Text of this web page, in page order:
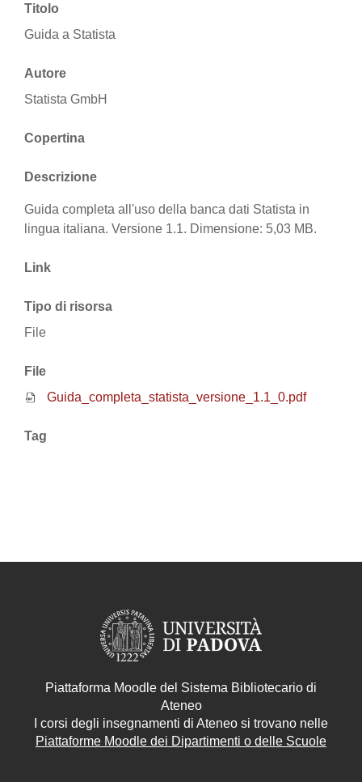
Titolo
Guida a Statista
Autore
Statista GmbH
Copertina
Descrizione
Guida completa all'uso della banca dati Statista in
lingua italiana. Versione 1.1. Dimensione: 5,03 MB.
Link
Tipo di risorsa
File
File
Guida_completa_statista_versione_1.1_0.pdf
Tag
Piattaforma Moodle del Sistema Bibliotecario di
Ateneo
I corsi degli insegnamenti di Ateneo si trovano nelle
Piattaforme Moodle dei Dipartimenti o delle Scuole